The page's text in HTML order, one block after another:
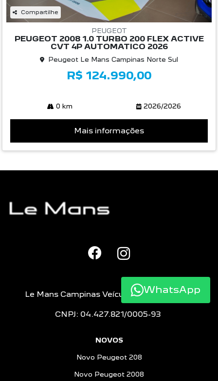
Compartilhe
PEUGEOT
PEUGEOT 2008 1.0 TURBO 200 FLEX ACTIVE
CVT 4P AUTOMATICO 2026
Peugeot Le Mans Campinas Norte Sul
R$ 124.990,00
0 km 2026/2026
Mais informações
Le Mans Campinas Veículos e Peças LTDA
CNPJ: 04.427.821/0005-93
NOVOS
Novo Peugeot 208
Novo Peugeot 2008
WhatsApp